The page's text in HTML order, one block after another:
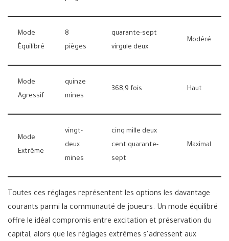
Mode
Équilibré
8
pièges
quarante-sept
virgule deux
Modéré
Mode
Agressif
quinze
mines
368,9 fois Haut
Mode
Extrême
vingt-
deux
mines
cinq mille deux
cent quarante-
sept
Maximal
Toutes ces réglages représentent les options les davantage
courants parmi la communauté de joueurs. Un mode équilibré
offre le idéal compromis entre excitation et préservation du
capital, alors que les réglages extrêmes s’adressent aux